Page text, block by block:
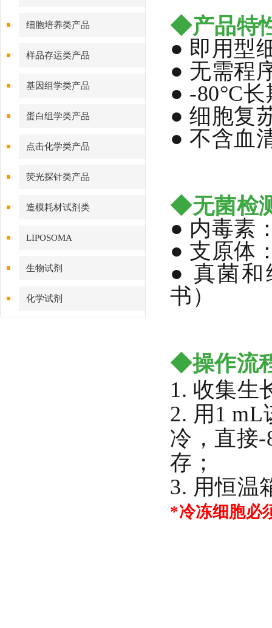
细胞培养类产品
样品存运类产品
基因组学类产品
蛋白组学类产品
点击化学类产品
荧光探针类产品
造模耗材试剂类
LIPOSOMA
生物试剂
化学试剂
◆产品特
● 即用
● 无需程
● -80°C
● 细胞复
● 不含血
◆无菌检
● 内毒素
● 支原体
● 真菌和
书）
◆操作流
1. 收集生
2. 用1
冷，直接-
存；
3. 用恒温
*冷冻细胞必